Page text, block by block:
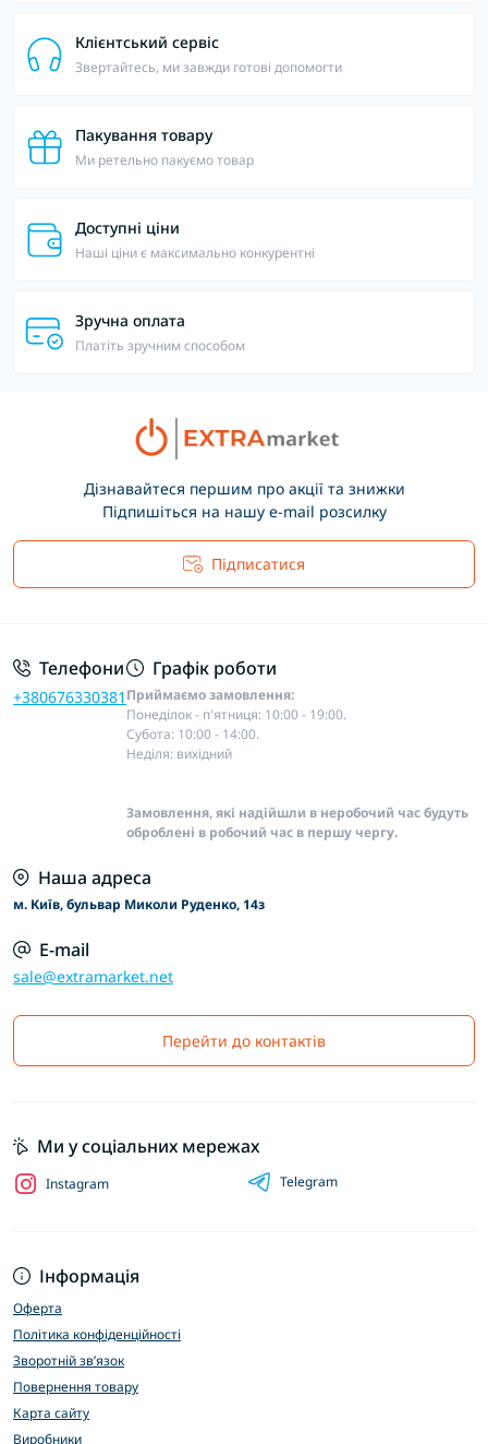
Клієнтський сервіс
Звертайтесь, ми завжди готові допомогти
Пакування товару
Ми ретельно пакуємо товар
Доступні ціни
Наші ціни є максимально конкурентні
Зручна оплата
Платіть зручним способом
Дізнавайтеся першим про акції та знижки
Підпишіться на нашу e-mail розсилку
Підписатися
Телефони
+380676330381
Графік роботи
Приймаємо замовлення:
Понеділок - п'ятниця: 10:00 - 19:00.
Субота: 10:00 - 14:00.
Неділя: вихідний
Замовлення, які надійшли в неробочий час будуть
оброблені в робочий час в першу чергу.
Наша адреса
м. Київ, бульвар Миколи Руденко, 14з
E-mail
sale@extramarket.net
Перейти до контактів
Інформація
Оферта
Політика конфіденційності
Зворотній зв’язок
Повернення товару
Карта сайту
Виробники
Ми у соціальних мережах
Instagram Telegram